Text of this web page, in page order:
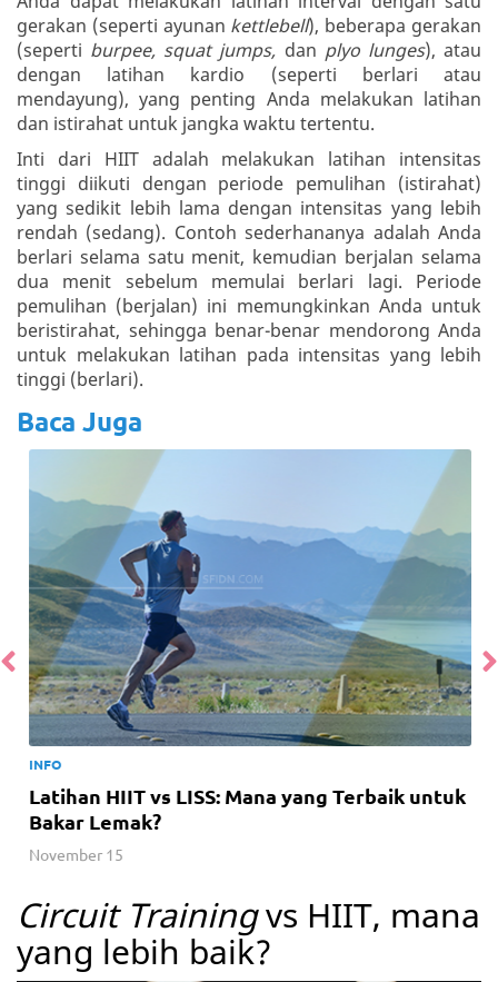
gerakan (seperti ayunan kettlebell), beberapa gerakan
(seperti burpee, squat jumps, dan plyo lunges), atau
dengan latihan kardio (seperti berlari atau
mendayung), yang penting Anda melakukan latihan
dan istirahat untuk jangka waktu tertentu.
Inti dari HIIT adalah melakukan latihan intensitas
tinggi diikuti dengan periode pemulihan (istirahat)
yang sedikit lebih lama dengan intensitas yang lebih
rendah (sedang). Contoh sederhananya adalah Anda
berlari selama satu menit, kemudian berjalan selama
dua menit sebelum memulai berlari lagi. Periode
pemulihan (berjalan) ini memungkinkan Anda untuk
beristirahat, sehingga benar-benar mendorong Anda
untuk melakukan latihan pada intensitas yang lebih
tinggi (berlari).
Baca Juga
INFO
Latihan HIIT vs LISS: Mana yang Terbaik untuk
Bakar Lemak?
November 15
Circuit Trainingvs HIIT, mana
yang lebih baik?